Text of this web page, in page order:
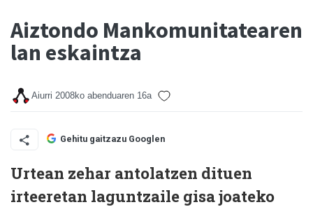
Aiztondo Mankomunitatearen
lan eskaintza
Aiurri 2008ko abenduaren 16a
Gehitu gaitzazu Googlen
Urtean zehar antolatzen dituen
irteeretan laguntzaile gisa joateko